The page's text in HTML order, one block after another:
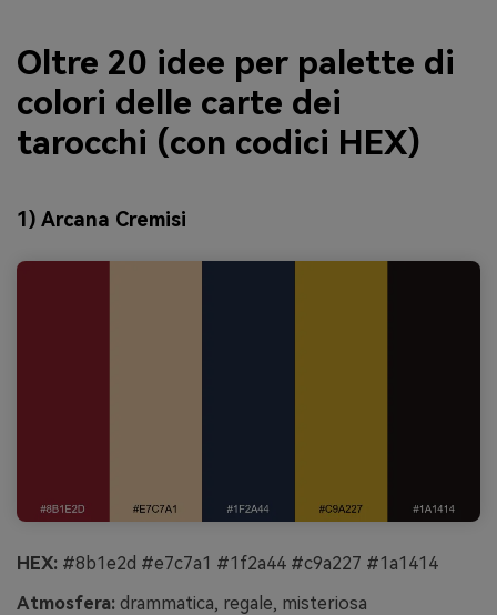
Oltre 20 idee per palette di
colori delle carte dei
tarocchi (con codici HEX)
1) Arcana Cremisi
HEX: #8b1e2d #e7c7a1 #1f2a44 #c9a227 #1a1414
Atmosfera: drammatica, regale, misteriosa